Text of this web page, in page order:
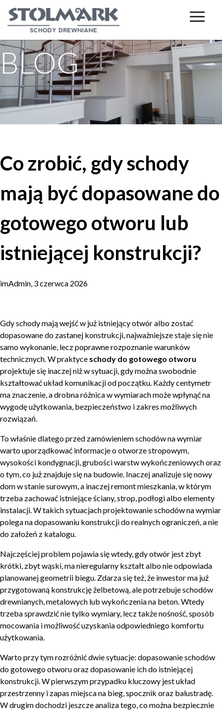
BLOG
Co zrobić, gdy schody
mają być dopasowane do
gotowego otworu lub
istniejącej konstrukcji?
imAdmin, 3 czerwca 2026
Gdy schody mają wejść w już istniejący otwór albo zostać
dopasowane do zastanej konstrukcji, najważniejsze staje się nie
samo wykonanie, lecz poprawne rozpoznanie warunków
technicznych. W praktyce schody do gotowego otworu
projektuje się inaczej niż w sytuacji, gdy można swobodnie
kształtować układ komunikacji od początku. Każdy centymetr
ma znaczenie, a drobna różnica w wymiarach może wpłynąć na
wygodę użytkowania, bezpieczeństwo i zakres możliwych
rozwiązań.
To właśnie dlatego przed zamówieniem schodów na wymiar
warto uporządkować informacje o otworze stropowym,
wysokości kondygnacji, grubości warstw wykończeniowych oraz
o tym, co już znajduje się na budowie. Inaczej analizuje się nowy
dom w stanie surowym, a inaczej remont mieszkania, w którym
trzeba zachować istniejące ściany, strop, podłogi albo elementy
instalacji. W takich sytuacjach projektowanie schodów na wymiar
polega na dopasowaniu konstrukcji do realnych ograniczeń, a nie
do założeń z katalogu.
Najczęściej problem pojawia się wtedy, gdy otwór jest zbyt
krótki, zbyt wąski, ma nieregularny kształt albo nie odpowiada
planowanej geometrii biegu. Zdarza się też, że inwestor ma już
przygotowaną konstrukcję żelbetową, ale potrzebuje schodów
drewnianych, metalowych lub wykończenia na beton. Wtedy
trzeba sprawdzić nie tylko wymiary, lecz także nośność, sposób
mocowania i możliwość uzyskania odpowiedniego komfortu
użytkowania.
Warto przy tym rozróżnić dwie sytuacje: dopasowanie schodów
do gotowego otworu oraz dopasowanie ich do istniejącej
konstrukcji. W pierwszym przypadku kluczowy jest układ
przestrzenny i zapas miejsca na bieg, spocznik oraz balustradę.
W drugim dochodzi jeszcze analiza tego, co można bezpiecznie